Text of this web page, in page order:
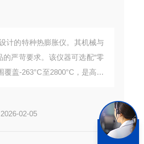
计的特种热膨胀仪。其机械与
严苛要求。该仪器可选配“零
盖-263°C至2800°C，是高通
2026-02-05